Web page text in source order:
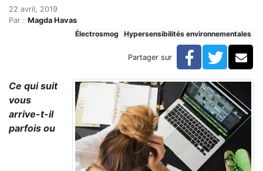
Accueil
Articles
Hypersensibilités environnementales
Vos appareils sans fil pourraient-ils contribuer à
Vos appareils sans fil
22 avril, 2019
Par : Magda Havas
Électrosmog
Hypersensibilités environnementales
Partager sur Facebook
Ce qui suit
vous
arrive-t-il
parfois ou